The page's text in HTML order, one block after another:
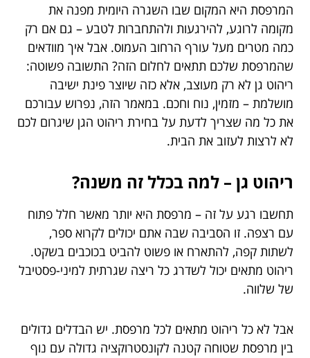
המרפסת היא המקום שבו השגרה היומית מפנה את
מקומה לרוגע, להירגעות ולהתחברות לטבע – גם אם רק
כמה מטרים מעל עורף הרחוב העמוס. אבל איך מוודאים
שהמרפסת שלכם תתאים לחלום הזה? התשובה פשוטה:
ריהוט גן לא רק מעוצב, אלא כזה שיוצר פינת ישיבה
מושלמת – מזמין, נוח וחכם. במאמר הזה, נפרוש עבורכם
את כל מה שצריך לדעת על בחירת ריהוט הגן שיגרום לכם
לא לרצות לעזוב את הבית.
ריהוט גן – למה בכלל זה משנה?
תחשבו רגע על זה – מרפסת היא יותר מאשר חלל פתוח
עם רצפה. זו הסביבה שבה אתם יכולים לקרוא ספר,
לשתות קפה, להתארח או פשוט להביט בכוכבים בשקט.
ריהוט מתאים יכול לשדרג כל ריצה שגרתית למיני-פסטיבל
של שלווה.
אבל לא כל ריהוט מתאים לכל מרפסת. יש הבדלים גדולים
בין מרפסת שטוחה קטנה לקונסטרוקציה גדולה עם נוף